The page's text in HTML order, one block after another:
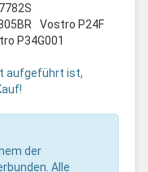
Vostro P24F
P34G001
aufgeführt ist,
der
Alle